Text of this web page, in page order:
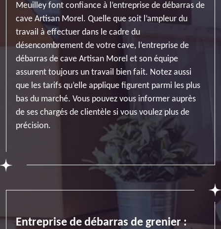
Meuilley font confiance à l’entreprise de débarras de
cave Artisan Morel. Quelle que soit l’ampleur du
travail à effectuer dans le cadre du
désencombrement de votre cave, l’entreprise de
débarras de cave Artisan Morel et son équipe
assurent toujours un travail bien fait. Notez aussi
que les tarifs qu’elle applique figurent parmi les plus
bas du marché. Vous pouvez vous informer auprès
de ses chargés de clientèle si vous voulez plus de
précision.
Entreprise de débarras de grenier :